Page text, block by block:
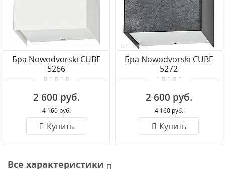
Бра Nowodvorski CUBE
5266
2 600 руб.
4 160 руб.
Купить
Бра Nowodvorski CUBE
5272
2 600 руб.
4 160 руб.
Купить
Все характеристики